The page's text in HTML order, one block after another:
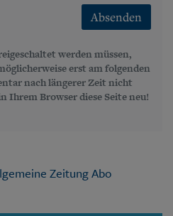
Absenden
werden müssen,
erst am folgenden
nach längerer Zeit nicht
Ihrem Browser diese Seite neu!